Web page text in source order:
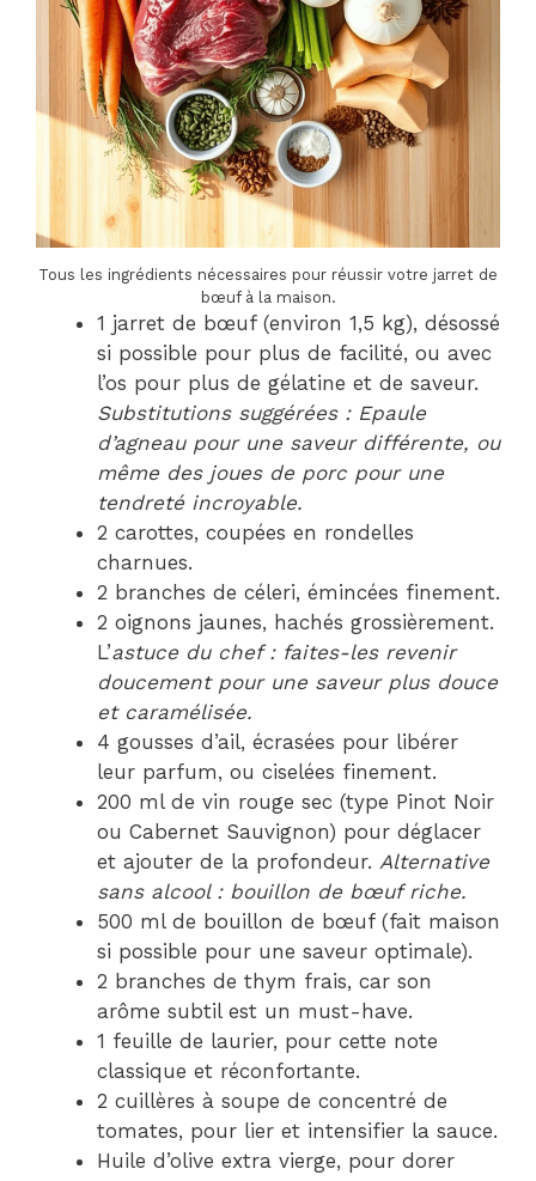
Tous les ingrédients nécessaires pour réussir votre jarret de
bœuf à la maison.
1 jarret de bœuf (environ 1,5 kg), désossé
si possible pour plus de facilité, ou avec
l’os pour plus de gélatine et de saveur.
Substitutions suggérées : Epaule
d’agneau pour une saveur différente, ou
même des joues de porc pour une
tendreté incroyable.
2 carottes, coupées en rondelles
charnues.
2 branches de céleri, émincées finement.
2 oignons jaunes, hachés grossièrement.
L’astuce du chef : faites-les revenir
doucement pour une saveur plus douce
et caramélisée.
4 gousses d’ail, écrasées pour libérer
leur parfum, ou ciselées finement.
200 ml de vin rouge sec (type Pinot Noir
ou Cabernet Sauvignon) pour déglacer
et ajouter de la profondeur. Alternative
sans alcool : bouillon de bœuf riche.
500 ml de bouillon de bœuf (fait maison
si possible pour une saveur optimale).
2 branches de thym frais, car son
arôme subtil est un must-have.
1 feuille de laurier, pour cette note
classique et réconfortante.
2 cuillères à soupe de concentré de
tomates, pour lier et intensifier la sauce.
Huile d’olive extra vierge, pour dorer